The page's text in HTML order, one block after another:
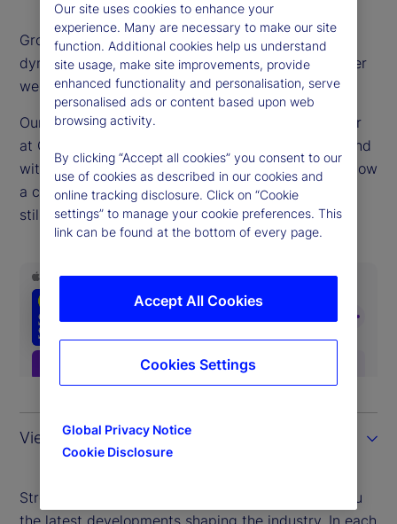
Growth stocks are driving returns and economic
dynamism, but also sparking discussions of whether
we sit in bubble territory.
Our guest this week, Matt Smith, portfolio manager
at QSM Asset Management, a long/short hedge fund
with a value focus, provides a timely reminder of how
a consistent, fundamentals-oriented approach can
still offer compelling risk-adjusted returns.
View the transcript
Street Signals – our weekly podcast – brings to you
Our site uses cookies to enhance your
experience. Many are necessary to make our site
function. Additional cookies help us understand
site usage, make site improvements, provide
enhanced functionality and personalisation, serve
personalised ads or content based upon web
browsing activity.
By clicking “Accept all cookies” you consent to our
use of cookies as described in our cookies and
online tracking disclosure. Click on “Cookie
settings” to manage your cookie preferences. This
link can be found at the bottom of every page.
Global Privacy Notice
Cookie Disclosure
Accept All Cookies
Cookies Settings